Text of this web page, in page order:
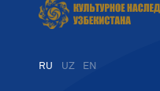
RU UZ EN